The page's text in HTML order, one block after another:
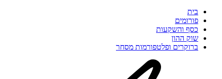
בית
פורומים
כסף והשקעות
שוק ההון
ברוקרים ופלטפורמות מסחר